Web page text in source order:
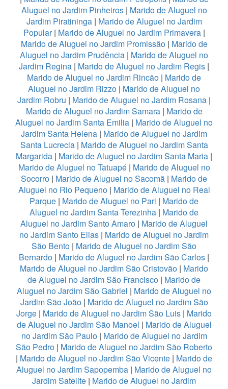
Aluguel no Jardim Pinheiros| Marido de Aluguel no
Jardim Piratininga| Marido de Aluguel no Jardim
Popular| Marido de Aluguel no Jardim Primavera|
Marido de Aluguel no Jardim Promissão| Marido de
Aluguel no Jardim Prudência | Marido de Aluguel no
Jardim Regina | Marido de Aluguel no Jardim Regis |
Marido de Aluguel no Jardim Rincão | Marido de
Aluguel no Jardim Rizzo | Marido de Aluguel no
Jardim Robru | Marido de Aluguel no Jardim Rosana |
Marido de Aluguel no Jardim Samara| Marido de
Aluguel no Jardim Santa Emilia | Marido de Aluguel no
Jardim Santa Helena | Marido de Aluguel no Jardim
Santa Lucrecia| Marido de Aluguel no Jardim Santa
Margarida | Marido de Aluguel no Jardim Santa Maria |
Marido de Aluguel no Tatuapé| Marido de Aluguel no
Socorro | Marido de Aluguel no Sacomã | Marido de
Aluguel no Rio Pequeno| Marido de Aluguel no Real
Parque | Marido de Aluguel no Pari | Marido de
Aluguel no Jardim Santa Terezinha | Marido de
Aluguel no Jardim Santo Amaro | Marido de Aluguel
no Jardim Santo Elias | Marido de Aluguel no Jardim
São Bento | Marido de Aluguel no Jardim São
Bernardo | Marido de Aluguel no Jardim São Carlos |
Marido de Aluguel no Jardim São Cristovão | Marido
de Aluguel no Jardim São Francisco | Marido de
Aluguel no Jardim São Gabriel | Marido de Aluguel no
Jardim São João| Marido de Aluguel no Jardim São
Jorge | Marido de Aluguel no Jardim São Luis | Marido
de Aluguel no Jardim São Manoel | Marido de Aluguel
no Jardim São Paulo| Marido de Aluguel no Jardim
São Pedro | Marido de Aluguel no Jardim São Roberto
| Marido de Aluguel no Jardim São Vicente | Marido de
Aluguel no Jardim Sapopemba | Marido de Aluguel no
Jardim Satelite | Marido de Aluguel no Jardim